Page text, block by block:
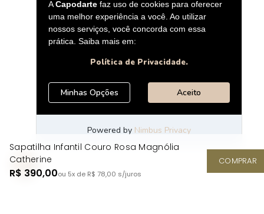
Sapatilha Infantil Couro Rosa Magnólia
Catherine
R$ 390,00ou 5x de R$ 78,00 s/juros
COMPRAR